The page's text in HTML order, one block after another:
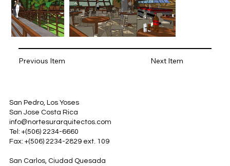
Previous Item Next Item
San Pedro, Los Yoses
San Jose Costa Rica
info@nortesurarquitectos.com
Tel: +(506) 2234-6660
Fax: +(506) 2234-2829 ext. 109
San Carlos, Ciudad Quesada